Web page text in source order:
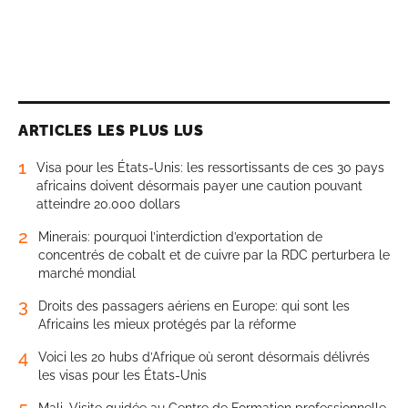
ARTICLES LES PLUS LUS
1
Visa pour les États-Unis: les ressortissants de ces 30 pays
africains doivent désormais payer une caution pouvant
atteindre 20.000 dollars
2
Minerais: pourquoi l’interdiction d’exportation de
concentrés de cobalt et de cuivre par la RDC perturbera le
marché mondial
3
Droits des passagers aériens en Europe: qui sont les
Africains les mieux protégés par la réforme
4
Voici les 20 hubs d’Afrique où seront désormais délivrés
les visas pour les États-Unis